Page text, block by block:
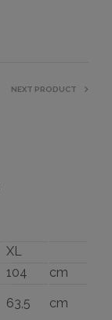
NEXT PRODUCT
XL
104
cm
63,5 cm